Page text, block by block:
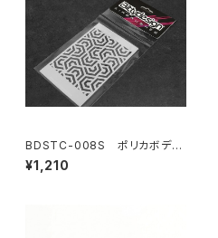
BDSTC-008S ポリカボディ
塗装用ステンシル 【Ipnotic V
4 small】
¥1,210